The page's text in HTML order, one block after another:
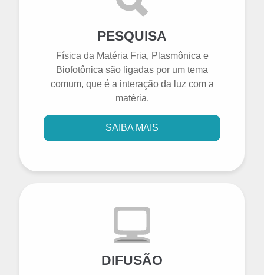
PESQUISA
Física da Matéria Fria, Plasmônica e
Biofotônica são ligadas por um tema
comum, que é a interação da luz com a
matéria.
SAIBA MAIS
DIFUSÃO